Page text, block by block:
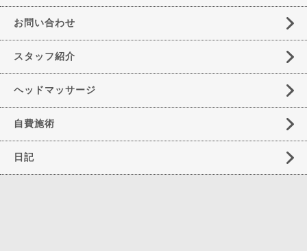
お問い合わせ
スタッフ紹介
ヘッドマッサージ
自費施術
日記